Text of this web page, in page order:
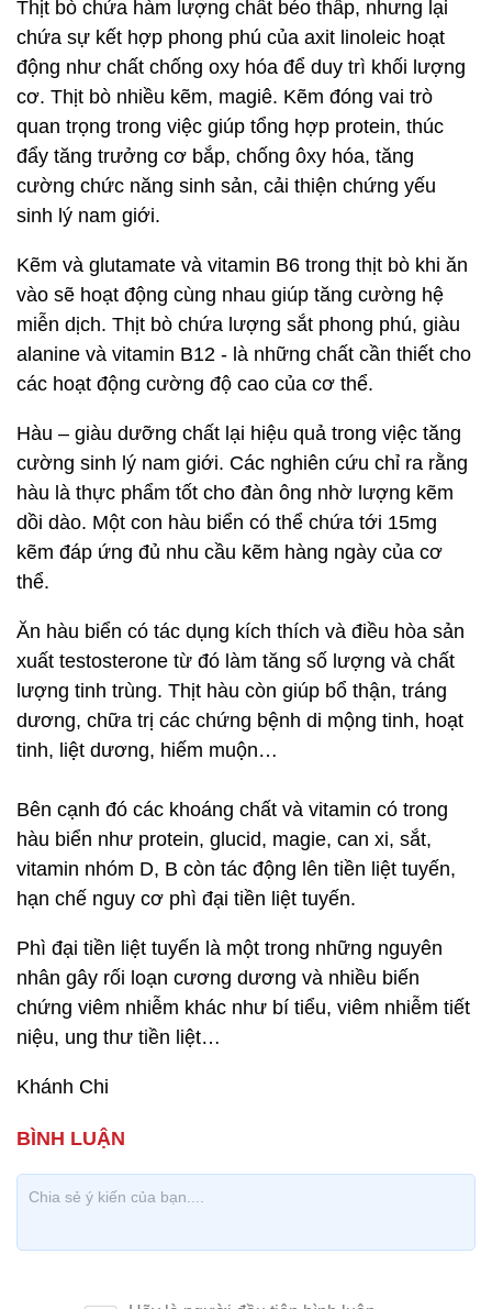
Thịt bò chứa hàm lượng chất béo thấp, nhưng lại
chứa sự kết hợp phong phú của axit linoleic hoạt
động như chất chống oxy hóa để duy trì khối lượng
cơ. Thịt bò nhiều kẽm, magiê. Kẽm đóng vai trò
quan trọng trong việc giúp tổng hợp protein, thúc
đẩy tăng trưởng cơ bắp, chống ôxy hóa, tăng
cường chức năng sinh sản, cải thiện chứng yếu
sinh lý nam giới.
Kẽm và glutamate và vitamin B6 trong thịt bò khi ăn
vào sẽ hoạt động cùng nhau giúp tăng cường hệ
miễn dịch. Thịt bò chứa lượng sắt phong phú, giàu
alanine và vitamin B12 - là những chất cần thiết cho
các hoạt động cường độ cao của cơ thể.
Hàu – giàu dưỡng chất lại hiệu quả trong việc tăng
cường sinh lý nam giới. Các nghiên cứu chỉ ra rằng
hàu là thực phẩm tốt cho đàn ông nhờ lượng kẽm
dồi dào. Một con hàu biển có thể chứa tới 15mg
kẽm đáp ứng đủ nhu cầu kẽm hàng ngày của cơ
thể.
Ăn hàu biển có tác dụng kích thích và điều hòa sản
xuất testosterone từ đó làm tăng số lượng và chất
lượng tinh trùng. Thịt hàu còn giúp bổ thận, tráng
dương, chữa trị các chứng bệnh di mộng tinh, hoạt
tinh, liệt dương, hiếm muộn…
Bên cạnh đó các khoáng chất và vitamin có trong
hàu biển như protein, glucid, magie, can xi, sắt,
vitamin nhóm D, B còn tác động lên tiền liệt tuyến,
hạn chế nguy cơ phì đại tiền liệt tuyến.
Phì đại tiền liệt tuyến là một trong những nguyên
nhân gây rối loạn cương dương và nhiều biến
chứng viêm nhiễm khác như bí tiểu, viêm nhiễm tiết
niệu, ung thư tiền liệt…
Khánh Chi